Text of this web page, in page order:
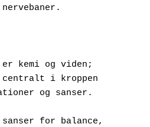
nervebaner.
idé er kemi og viden;
stød centralt i kroppen
vibrationer og sanser.
sanser for balance,